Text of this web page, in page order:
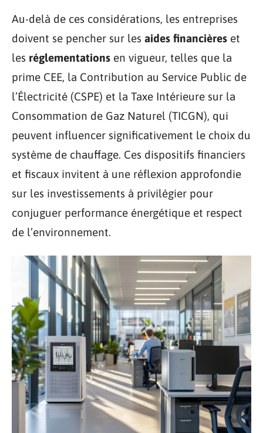
Au-delà de ces considérations, les entreprises
doivent se pencher sur les aides financières et
les réglementations en vigueur, telles que la
prime CEE, la Contribution au Service Public de
l’Électricité (CSPE) et la Taxe Intérieure sur la
Consommation de Gaz Naturel (TICGN), qui
peuvent influencer significativement le choix du
système de chauffage. Ces dispositifs financiers
et fiscaux invitent à une réflexion approfondie
sur les investissements à privilégier pour
conjuguer performance énergétique et respect
de l’environnement.